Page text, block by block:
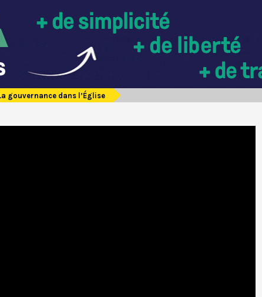
gouvernance dans l’Église